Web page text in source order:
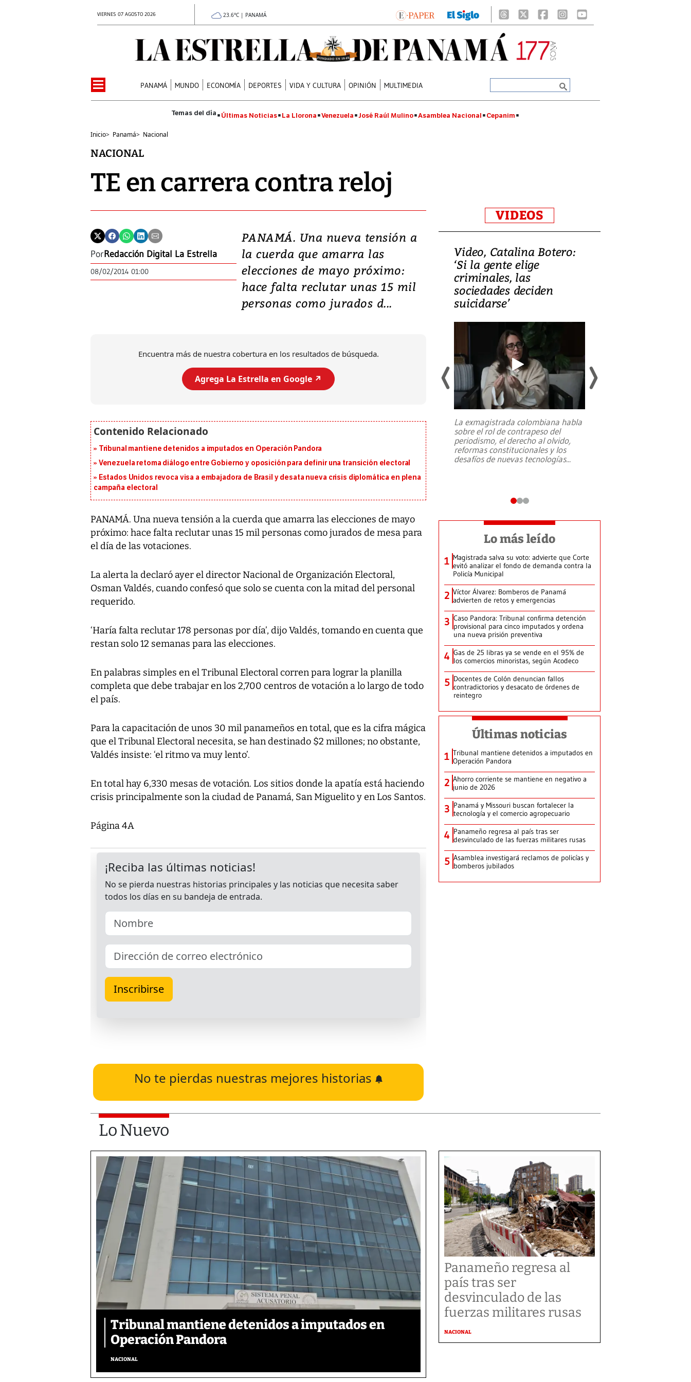
VIERNES 07 AGOSTO 2026 23.6°C | PANAMÁ
PANAMÁ MUNDO ECONOMÍA DEPORTES VIDA Y CULTURA OPINIÓN MULTIMEDIA
Últimas Noticias La Llorona Venezuela José Raúl Mulino Asamblea Nacional Cepanim
Inicio> Panamá> Nacional
NACIONAL
TE en carrera contra reloj
PorRedacción Digital La Estrella
08/02/2014 01:00
PANAMÁ. Una nueva tensión a
la cuerda que amarra las
elecciones de mayo próximo:
hace falta reclutar unas 15 mil
personas como jurados d...
Encuentra más de nuestra cobertura en los resultados de búsqueda.
Agrega La Estrella en Google ↗️
Tribunal mantiene detenidos a imputados en Operación Pandora
Venezuela retoma diálogo entre Gobierno y oposición para definir una transición electoral
Estados Unidos revoca visa a embajadora de Brasil y desata nueva crisis diplomática en plena
campaña electoral
PANAMÁ. Una nueva tensión a la cuerda que amarra las elecciones de mayo
próximo: hace falta reclutar unas 15 mil personas como jurados de mesa para
el día de las votaciones.
La alerta la declaró ayer el director Nacional de Organización Electoral,
Osman Valdés, cuando confesó que solo se cuenta con la mitad del personal
requerido.
‘Haría falta reclutar 178 personas por día’, dijo Valdés, tomando en cuenta que
restan solo 12 semanas para las elecciones.
En palabras simples en el Tribunal Electoral corren para lograr la planilla
completa que debe trabajar en los 2,700 centros de votación a lo largo de todo
el país.
Para la capacitación de unos 30 mil panameños en total, que es la cifra mágica
que el Tribunal Electoral necesita, se han destinado $2 millones; no obstante,
Valdés insiste: ‘el ritmo va muy lento’.
En total hay 6,330 mesas de votación. Los sitios donde la apatía está haciendo
crisis principalmente son la ciudad de Panamá, San Miguelito y en Los Santos.
Página 4A
No te pierdas nuestras mejores historias
VIDEOS
Video, Japón: Terremoto
deja heridos y graves
daños en Kumamoto
al sur de Japón, provocando una
Video, Catalina Botero:
‘Si la gente elige
criminales, las
sociedades deciden
suicidarse’
La exmagistrada colombiana habla
sobre el rol de contrapeso del
periodismo, el derecho al olvido,
reformas constitucionales y los
desafíos de nuevas tecnologías...
Lo más leído
1 Magistrada salva su voto: advierte que Corte
evitó analizar el fondo de demanda contra la
Policía Municipal
2 Víctor Álvarez: Bomberos de Panamá
advierten de retos y emergencias
3 Caso Pandora: Tribunal confirma detención
provisional para cinco imputados y ordena
una nueva prisión preventiva
4 Gas de 25 libras ya se vende en el 95% de
los comercios minoristas, según Acodeco
5 Docentes de Colón denuncian fallos
contradictorios y desacato de órdenes de
reintegro
Últimas noticias
1 Tribunal mantiene detenidos a imputados en
Operación Pandora
2 Ahorro corriente se mantiene en negativo a
junio de 2026
3 Panamá y Missouri buscan fortalecer la
tecnología y el comercio agropecuario
4 Panameño regresa al país tras ser
desvinculado de las fuerzas militares rusas
5 Asamblea investigará reclamos de policías y
bomberos jubilados
Lo Nuevo
Tribunal mantiene detenidos a imputados en
Operación Pandora
NACIONAL
Panameño regresa al
país tras ser
desvinculado de las
fuerzas militares rusas
NACIONAL